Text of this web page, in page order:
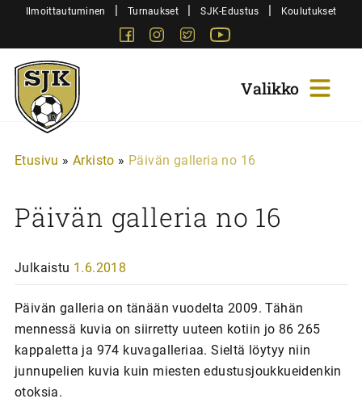
SiirryIlmoittautuminen | Turnaukset | SJK-Edustus | Koulutukset
FacebookInstagram
Twitter
Sjk-
Juniorit
Etusivu » Arkisto » Päivän galleria no 16
Päivän galleria no 16
Julkaistu 1.6.2018
Päivän galleria on tänään vuodelta 2009. Tähän
mennessä kuvia on siirretty uuteen kotiin jo 86 265
kappaletta ja 974 kuvagalleriaa. Sieltä löytyy niin
junnupelien kuvia kuin miesten edustusjoukkueidenkin
otoksia.